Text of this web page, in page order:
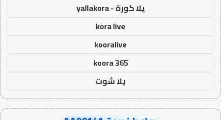
يلا كورة - yallakora
kora live
kooralive
koora 365
يلا شوت